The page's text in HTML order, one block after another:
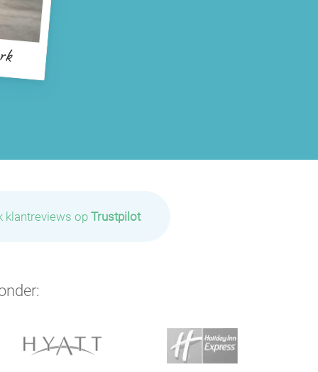
klantreviews op Trustpilot